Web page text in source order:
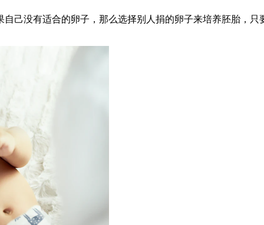
己没有适合的卵子，那么选择别人捐的卵子来培养胚胎，只